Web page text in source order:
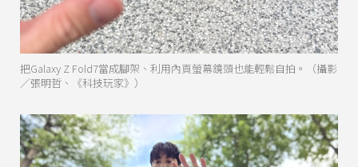
把Galaxy Z Fold7當成腳架、利用內頁螢幕鏡頭也能輕鬆自拍。（攝影
／張明哲、《科技玩家》）